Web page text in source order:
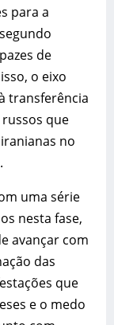
para a
de
o eixo
transferência
que
no
uma série
nesta fase,
avançar com
das
que
e o medo